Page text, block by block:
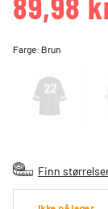
Farge: Brun
Finn